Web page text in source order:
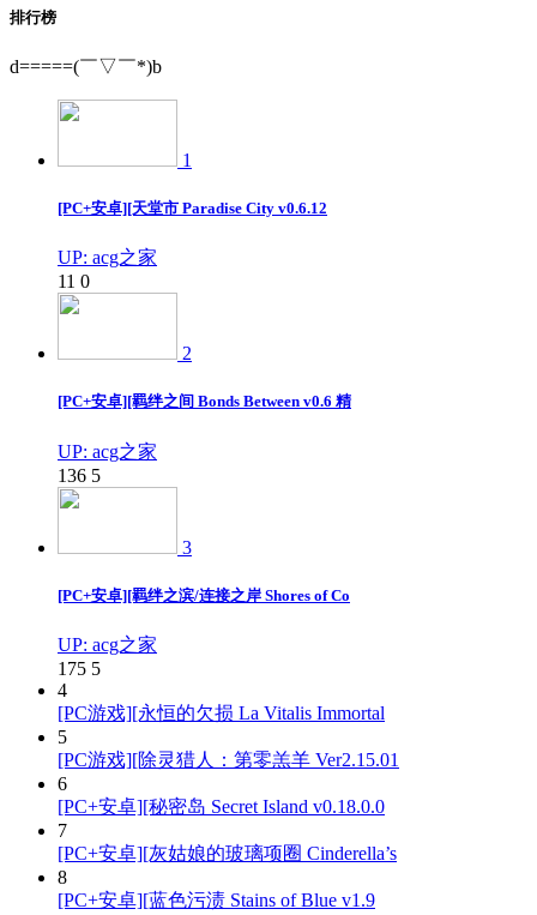
排行榜
d=====(￣▽￣*)b
1
[PC+安卓][天堂市 Paradise City v0.6.12
UP: acg之家
11 0
2
[PC+安卓][羁绊之间 Bonds Between v0.6 精
UP: acg之家
136 5
3
[PC+安卓][羁绊之滨/连接之岸 Shores of Co
UP: acg之家
175 5
4
[PC游戏][永恒的欠损 La Vitalis Immortal
5
[PC游戏][除灵猎人：第零羔羊 Ver2.15.01
6
[PC+安卓][秘密岛 Secret Island v0.18.0.0
7
[PC+安卓][灰姑娘的玻璃项圈 Cinderella’s
8
[PC+安卓][蓝色污渍 Stains of Blue v1.9